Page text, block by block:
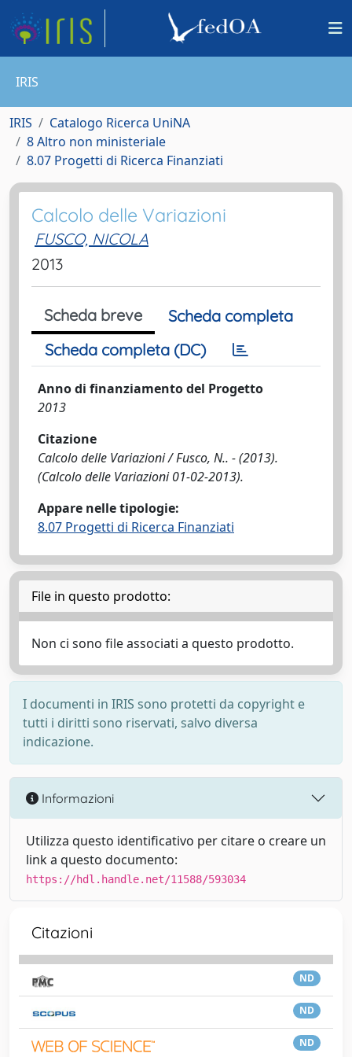
IRIS
IRIS
Catalogo Ricerca UniNA
8 Altro non ministeriale
8.07 Progetti di Ricerca Finanziati
Calcolo delle Variazioni
FUSCO, NICOLA
2013
Scheda breve
Scheda completa
Scheda completa (DC)
Anno di finanziamento del Progetto
2013
Citazione
Calcolo delle Variazioni / Fusco, N.. - (2013).
(Calcolo delle Variazioni 01-02-2013).
Appare nelle tipologie:
8.07 Progetti di Ricerca Finanziati
File in questo prodotto:
Non ci sono file associati a questo prodotto.
I documenti in IRIS sono protetti da copyright e
tutti i diritti sono riservati, salvo diversa
indicazione.
Informazioni
Utilizza questo identificativo per citare o creare un
link a questo documento:
https://hdl.handle.net/11588/593034
Citazioni
ND
ND
ND